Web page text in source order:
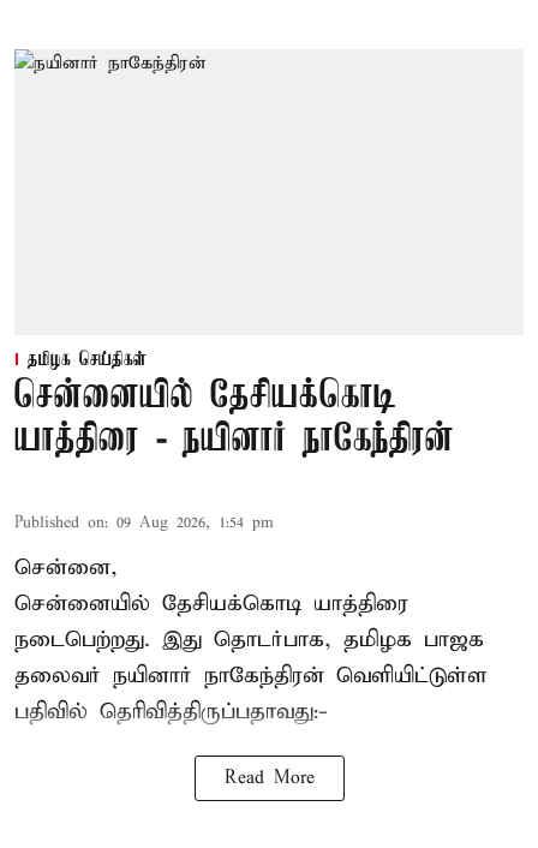
தமிழக செய்திகள்
சென்னையில் தேசியக்கொடி
யாத்திரை - நயினார் நாகேந்திரன்
Published on: 09 Aug 2026, 1:54 pm
சென்னை,
சென்னையில் தேசியக்கொடி யாத்திரை
நடைபெற்றது. இது தொடர்பாக, தமிழக பாஜக
தலைவர் நயினார் நாகேந்திரன் வெளியிட்டுள்ள
பதிவில் தெரிவித்திருப்பதாவது:-
Read More